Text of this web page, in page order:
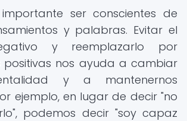
ser conscientes de
y palabras. Evitar el
y reemplazarlo por
positivas nos ayuda a cambiar
y a mantenernos
ejemplo, en lugar de decir "no
podemos decir "soy capaz